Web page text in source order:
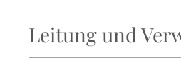
Leitung und